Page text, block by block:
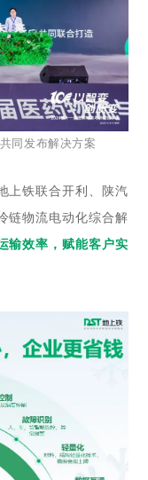
同发布解决方案
上铁联合开利、陕汽
链物流电动化综合解
输效率，赋能客户实